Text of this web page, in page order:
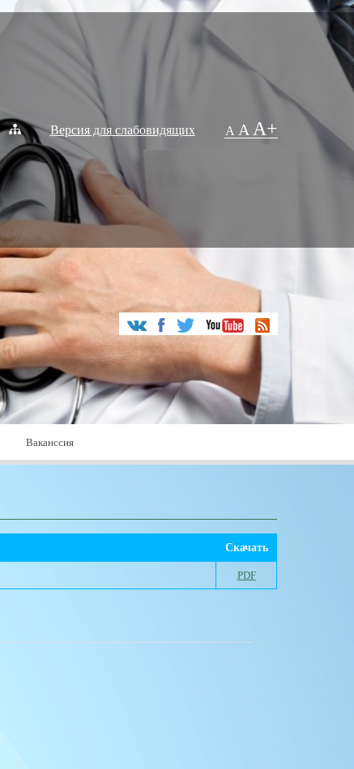
Версия для слабовидящих A A A+
Ваканссия
Скачать
PDF